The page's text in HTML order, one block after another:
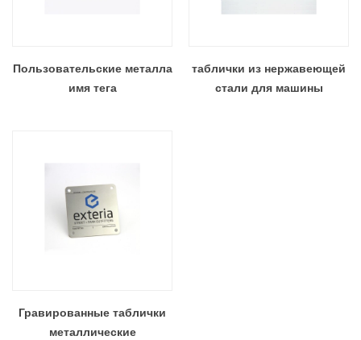
Пользовательские металла
имя тега
таблички из нержавеющей
стали для машины
Гравированные таблички
металлические